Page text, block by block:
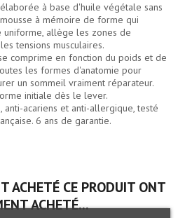
à base d'huile végétale sans
à mémoire de forme qui
uniforme, allège les zones de
tensions musculaires.
comprime en fonction du poids et de
les formes d'anatomie pour
un sommeil vraiment réparateur.
initiale dès le lever.
anti-acariens et anti-allergique, testé
6 ans de garantie.
ACHETÉ CE PRODUIT ONT
ACHETÉ...